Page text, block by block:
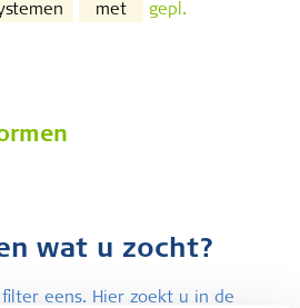
met
gepl.
wat u zocht?
eens. Hier zoekt u in de